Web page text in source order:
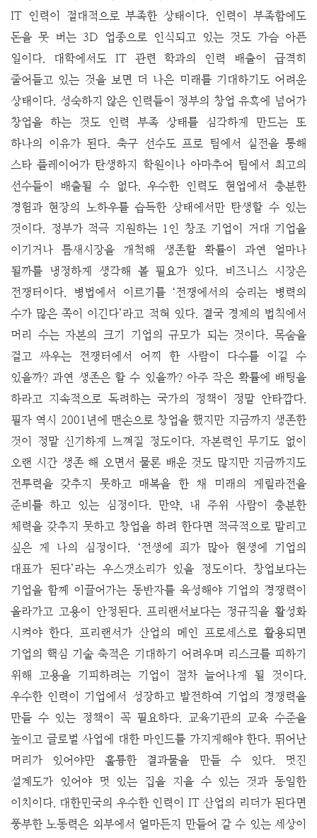
IT 인력이 절대적으로 부족한 상태이다. 인력이 부족함에도
돈을 못 버는 3D 업종으로 인식되고 있는 것도 가슴 아픈
일이다. 대학에서도 IT 관련 학과의 인력 배출이 급격히
줄어들고 있는 것을 보면 더 나은 미래를 기대하기도 어려운
상태이다. 성숙하지 않은 인력들이 정부의 창업 유혹에 넘어가
창업을 하는 것도 인력 부족 상태를 심각하게 만드는 또
하나의 이유가 된다. 축구 선수도 프로 팀에서 실전을 통해
스타 플레이어가 탄생하지 학원이나 아마추어 팀에서 최고의
선수들이 배출될 수 없다. 우수한 인력도 현업에서 충분한
경험과 현장의 노하우를 습득한 상태에서만 탄생할 수 있는
것이다. 정부가 적극 지원하는 1인 창조 기업이 거대 기업을
이기거나 틈새시장을 개척해 생존할 확률이 과연 얼마나
될까를 냉정하게 생각해 볼 필요가 있다. 비즈니스 시장은
전쟁터이다. 병법에서 이르기를 ‘전쟁에서의 승리는 병력의
수가 많은 쪽이 이긴다’라고 적혀 있다. 결국 경제의 법칙에서
머리 수는 자본의 크기 기업의 규모가 되는 것이다. 목숨을
걸고 싸우는 전쟁터에서 어찌 한 사람이 다수를 이길 수
있을까? 과연 생존은 할 수 있을까? 아주 작은 확률에 배팅을
하라고 지속적으로 독려하는 국가의 정책이 정말 안타깝다.
필자 역시 2001년에 맨손으로 창업을 했지만 지금까지 생존한
것이 정말 신기하게 느껴질 정도이다. 자본력인 무기도 없이
오랜 시간 생존 해 오면서 물론 배운 것도 많지만 지금까지도
전투력을 갖추지 못하고 매복을 한 채 미래의 게릴라전을
준비를 하고 있는 심정이다. 만약, 내 주위 사람이 충분한
체력을 갖추지 못하고 창업을 하려 한다면 적극적으로 말리고
싶은 게 나의 심정이다. ‘전생에 죄가 많아 현생에 기업의
대표가 된다’라는 우스갯소리가 있을 정도이다. 창업보다는
기업을 함께 이끌어가는 동반자를 육성해야 기업의 경쟁력이
올라가고 고용이 안정된다. 프리랜서보다는 정규직을 활성화
시켜야 한다. 프리랜서가 산업의 메인 프로세스로 활용되면
기업의 핵심 기술 축적은 기대하기 어려우며 리스크를 피하기
위해 고용을 기피하려는 기업이 점차 늘어나게 될 것이다.
우수한 인력이 기업에서 성장하고 발전하여 기업의 경쟁력을
만들 수 있는 정책이 꼭 필요하다. 교육기관의 교육 수준을
높이고 글로벌 사업에 대한 마인드를 가지게해야 한다. 뛰어난
머리가 있어야만 훌륭한 결과물을 만들 수 있다. 멋진
설계도가 있어야 멋 있는 집을 지을 수 있는 것과 동일한
이치이다. 대한민국의 우수한 인력이 IT 산업의 리더가 된다면
풍부한 노동력은 외부에서 얼마든지 만들어 갈 수 있는 세상이